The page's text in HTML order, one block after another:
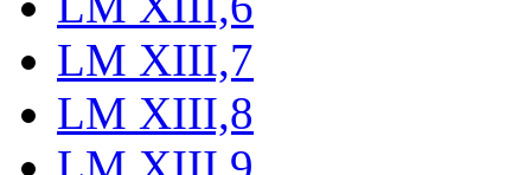
LM XIII,7
LM XIII,8